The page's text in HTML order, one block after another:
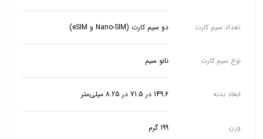
تعداد سیم کارت دو سیم کارت (Nano-SIM و eSIM)
نوع سیم کارت نانو سیم
ابعاد بدنه 149.6 در 71.5 در 8.25 میلی‌متر
وزن 199 گرم